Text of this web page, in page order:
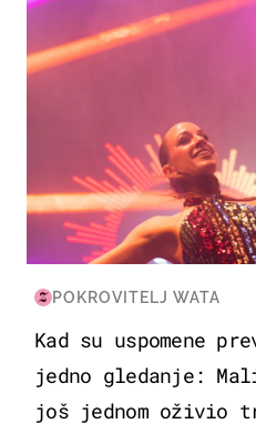
POKROVITELJ WATA
Kad su uspomene
jedno gledanje:
još jednom oživio